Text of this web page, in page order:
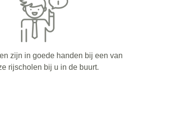
zijn in goede handen bij een van
rijscholen bij u in de buurt.